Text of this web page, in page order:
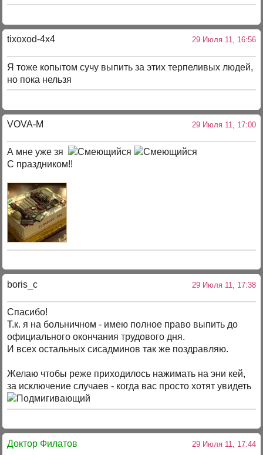
tixoxod-4x4 29 Июля 11, 16:56
Я тоже копытом сучу выпить за этих терпеливых людей,
но пока нельзя
VOVA-M 29 Июля 11, 17:00
А мне уже зя
С праздником!!
boris_c 29 Июля 11, 17:38
Спасибо!
Т.к. я на больничном - имею полное право выпить до
официального окончания трудового дня.
И всех остальных сисадминов так же поздравляю.
Желаю чтобы реже приходилось нажимать на эни кей,
за исключение случаев - когда вас просто хотят увидеть
Доктор Филатов 29 Июля 11, 17:44